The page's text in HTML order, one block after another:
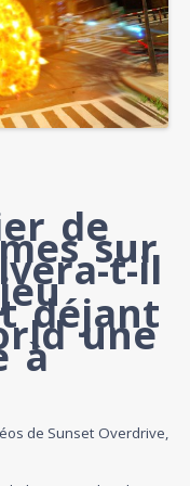
desur
t-il
déjant
une
à
de Sunset Overdrive,